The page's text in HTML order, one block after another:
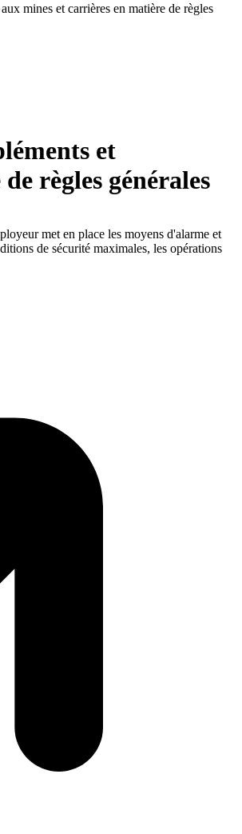
mines et carrières en matière de règles
et
règles générales
met en place les moyens d'alarme et
de sécurité maximales, les opérations